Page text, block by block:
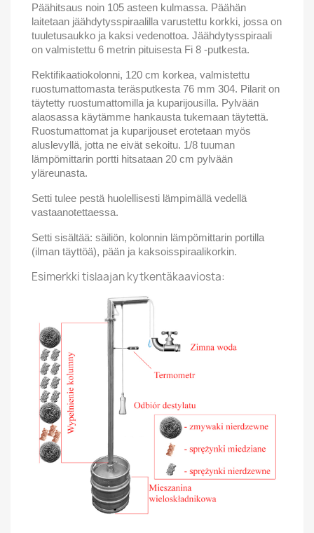
Päähitsaus noin 105 asteen kulmassa. Päähän
laitetaan jäähdytysspiraalilla varustettu korkki, jossa on
tuuletusaukko ja kaksi vedenottoa. Jäähdytysspiraali
on valmistettu 6 metrin pituisesta Fi 8 -putkesta.
Rektifikaatiokolonni, 120 cm korkea, valmistettu
ruostumattomasta teräsputkesta 76 mm 304. Pilarit on
täytetty ruostumattomilla ja kuparijousilla. Pylvään
alaosassa käytämme hankausta tukemaan täytettä.
Ruostumattomat ja kuparijouset erotetaan myös
aluslevyllä, jotta ne eivät sekoitu. 1/8 tuuman
lämpömittarin portti hitsataan 20 cm pylvään
yläreunasta.
Setti tulee pestä huolellisesti lämpimällä vedellä
vastaanotettaessa.
Setti sisältää: säiliön, kolonnin lämpömittarin portilla
(ilman täyttöä), pään ja kaksoisspiraalikorkin.
Esimerkki tislaajan kytkentäkaaviosta: